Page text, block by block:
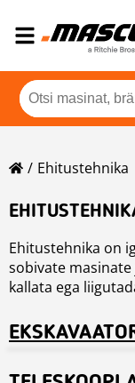
Ehitustehnika
Ehitustehnika on
sobivate masinate
kallata ega
kasutatud
laadurid, teerullid,
Meie platvorm
pakkudes
tehniliste